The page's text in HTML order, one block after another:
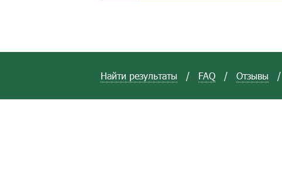
Найти результаты / FAQ / Отзывы /